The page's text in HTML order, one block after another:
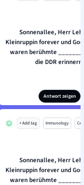
Sonnenallee, Herr
Kleinruppin forever und
waren berühmte
die DDR erinnern.
Antwort zeigen
+ Add tag Immunology
Sonnenallee, Herr
Kleinruppin forever und
waren berühmte